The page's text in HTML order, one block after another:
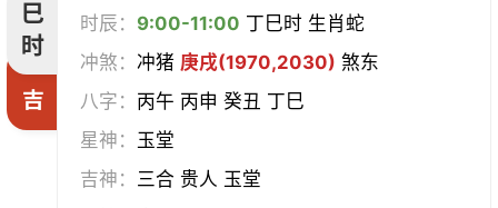
巳
时
吉
时辰： 9:00-11:00 丁巳时 生肖蛇
冲煞：冲猪 庚戌(1970,2030) 煞东
八字： 丙午 丙申 癸丑 丁巳
星神： 玉堂
吉神： 三合 贵人 玉堂